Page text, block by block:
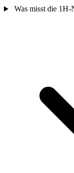
Was misst die